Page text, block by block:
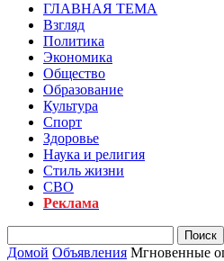
ГЛАВНАЯ ТЕМА
Взгляд
Политика
Экономика
Общество
Образование
Культура
Спорт
Здоровье
Наука и религия
Стиль жизни
СВО
Реклама
Домой Объявления Мгновенные